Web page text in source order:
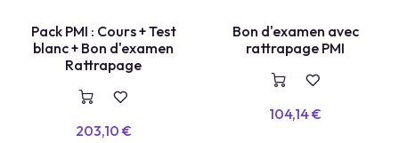
PACK COMPLET
Pack PMI : Cours + Test
blanc + Bon d'examen
Rattrapage
203,10 €
BON + RETAKE
Bon d'examen avec
rattrapage PMI
104,14€